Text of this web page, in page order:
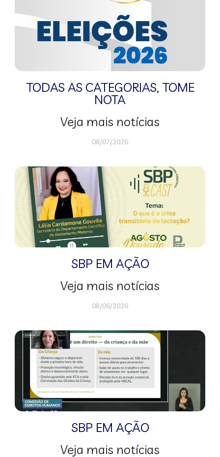
TODAS AS CATEGORIAS, TOME
NOTA
Veja mais notícias
08/07/2026
SBP EM AÇÃO
Veja mais notícias
08/06/2026
SBP EM AÇÃO
Veja mais notícias